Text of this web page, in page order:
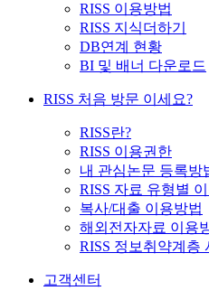
RISS 이용방법
RISS 지식더하기
DB연계 현황
BI 및 배너 다운로드
RISS 처음 방문 이세요?
RISS란?
RISS 이용권한
내 관심논문 등록방
RISS 자료 유형별
복사/대출 이용방법
해외전자자료 이용
RISS 정보취약계층
고객센터